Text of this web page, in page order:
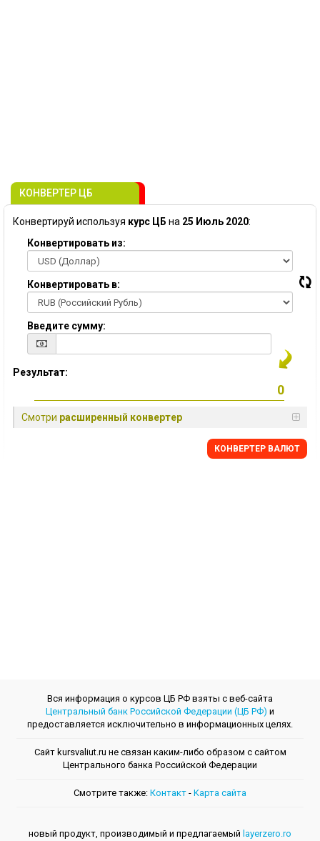
КОНВЕРТЕР ЦБ
Конвертируй используя курс ЦБ на 25 Июль 2020:
Конвертировать из:
Конвертировать в:
Введите сумму:
Результат:
Смотри расширенный конвертер
КОНВЕРТЕР ВАЛЮТ
Вся информация о курсов ЦБ РФ взяты с веб-сайта
Центральный банк Российской Федерации (ЦБ РФ) и
предоставляется исключительно в информационных целях.
Сайт kursvaliut.ru не связан каким-либо образом с сайтом
Центрального банкa Российской Федерации
Смотрите также: Контакт - Kарта сайта
новый продукт, производимый и предлагаемый layerzero.ro